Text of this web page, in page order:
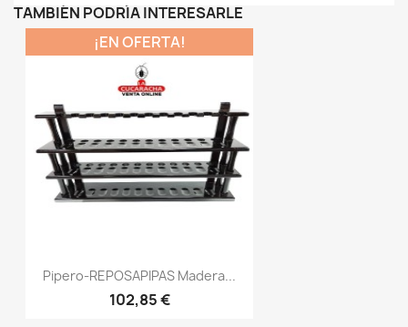
TAMBIÉN PODRÍA INTERESARLE
Pipero-REPOSAPIPAS Madera...
102,85 €
¡EN OFERTA!